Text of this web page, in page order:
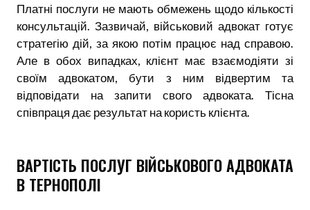
Платні послуги не мають обмежень щодо кількості
консультацій. Зазвичай, військовий адвокат готує
стратегію дій, за якою потім працює над справою.
Але в обох випадках, клієнт має взаємодіяти зі
своїм адвокатом, бути з ним відвертим та
відповідати на запити свого адвоката. Тісна
співпраця дає результат на користь клієнта.
ВАРТІСТЬ ПОСЛУГ ВІЙСЬКОВОГО АДВОКАТА
В ТЕРНОПОЛІ